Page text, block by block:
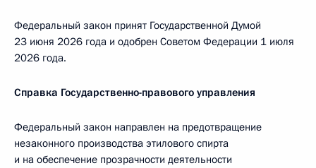
Федеральный закон принят Государственной Думой
23 июня 2026 года и одобрен Советом Федерации 1 июля
2026 года.
Справка Государственно-правового управления
Федеральный закон направлен на предотвращение
незаконного производства этилового спирта
и на обеспечение прозрачности деятельности